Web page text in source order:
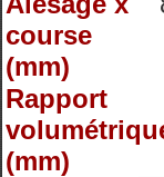
course
(mm)
Rapport
(mm)